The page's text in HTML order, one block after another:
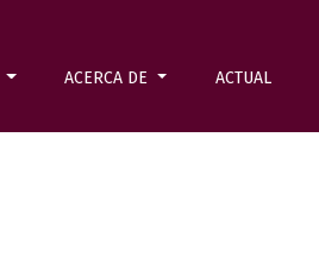
ACERCA DE ACTUAL